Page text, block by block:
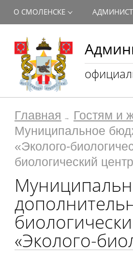
О СМОЛЕНСКЕ
Главная Гостям и
Муниципальное
«Эколого-
биологический
«Эколого-